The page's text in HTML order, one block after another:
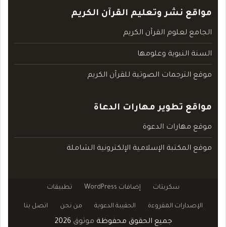
مواقع نشر وتعليم القرآن الكريم
الجامع لعلوم القرآن الكريم
السنة النبوية وعلومها
موقع الترجمات الصوتية للقرآن الكريم
مواقع تطوير مهارات الدعاة
موقع مهارات الدعوة
موقع المكتبة الإسلامية الإلكترونية الشاملة
سكربتات إضافات WordPress تطبيقات
الإصدارات المقروءة الحقيبة الدعوية من نحن اتصل بنا
جميع الحقوق محفوظة موثوق